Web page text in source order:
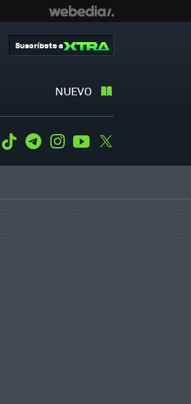
NUEVO
Suscríbete a
WhatsApp
Tiktok TelegramInstagramYoutube